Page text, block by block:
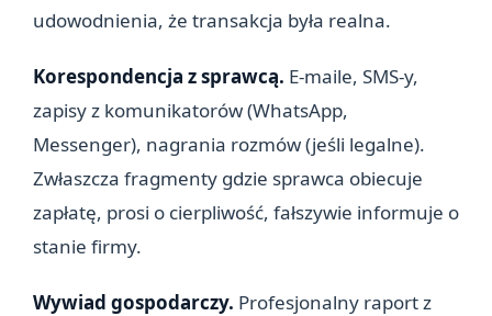
udowodnienia, że transakcja była realna.
Korespondencja z sprawcą. E-maile, SMS-y,
zapisy z komunikatorów (WhatsApp,
Messenger), nagrania rozmów (jeśli legalne).
Zwłaszcza fragmenty gdzie sprawca obiecuje
zapłatę, prosi o cierpliwość, fałszywie informuje o
stanie firmy.
Wywiad gospodarczy. Profesjonalny raport z